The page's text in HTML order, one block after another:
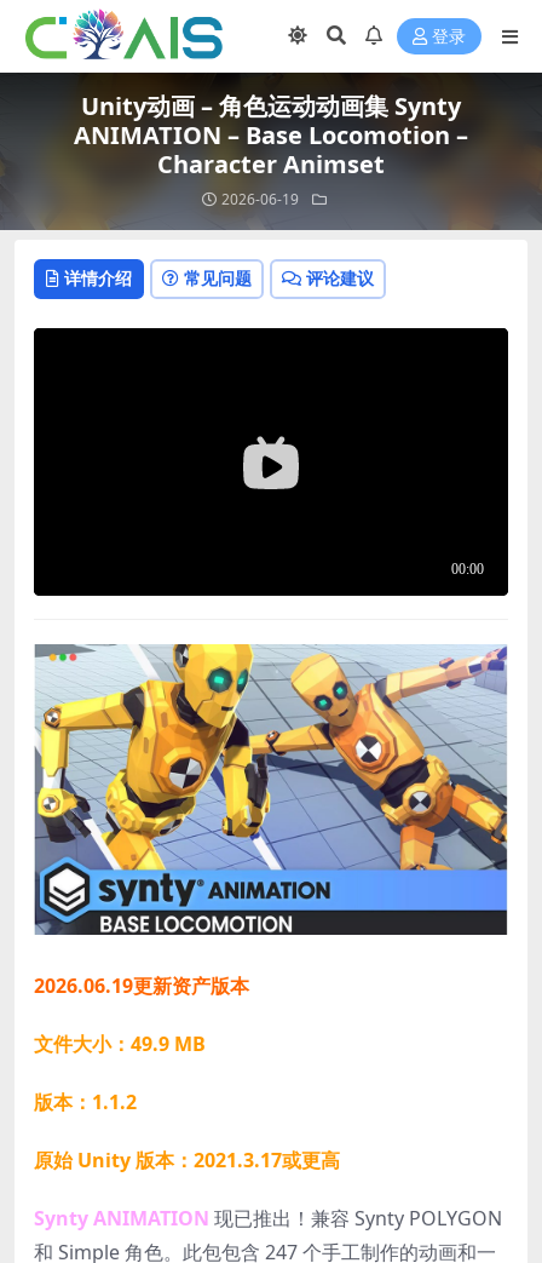
登录
Unity动画 – 角色运动动画集 Synty
ANIMATION – Base Locomotion –
Character Animset
2026-06-19
详情介绍 常见问题 评论建议
2026.06.19更新资产版本
文件大小：49.9 MB
版本：1.1.2
原始 Unity 版本：2021.3.17或更高
Synty ANIMATION 现已推出！兼容 Synty POLYGON
和 Simple 角色。此包包含 247 个手工制作的动画和一